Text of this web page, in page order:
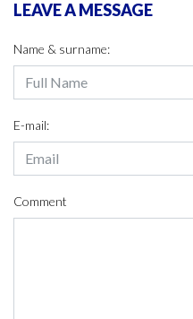
LEAVE A MESSAGE
Name & surname:
E-mail:
Comment